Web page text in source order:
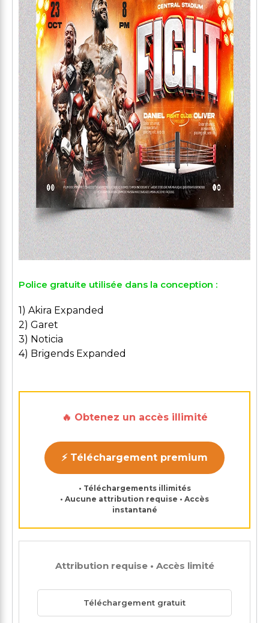
Police gratuite utilisée dans la conception :
1) Akira Expanded
2) Garet
3) Noticia
4) Brigends Expanded
🔥 Obtenez un accès illimité
⚡ Téléchargement premium
• Téléchargements illimités
• Aucune attribution requise • Accès
instantané
Attribution requise • Accès limité
Téléchargement gratuit